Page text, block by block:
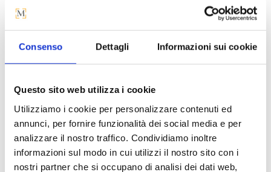
Consenso Dettagli Informazioni sui cookie
Questo sito web utilizza i cookie
Utilizziamo i cookie per personalizzare contenuti ed
annunci, per fornire funzionalità dei social media e per
analizzare il nostro traffico. Condividiamo inoltre
informazioni sul modo in cui utilizzi il nostro sito con i
nostri partner che si occupano di analisi dei dati web,
MATERASSO
ECLIPSE DORELAN
A partire da 1.298€Il
prezzo
originale
era:
779€Il
prezzo
attuale
è:
MATERASSO
MIRA DORELAN
A partire da1.113€ Il
prezzo
era:
668
-40% -40%